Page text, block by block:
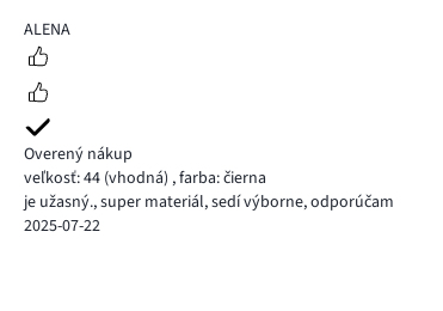
5
ALENA
Overený nákup
veľkosť: 44 (vhodná) ,farba: čierna
je užasný., super materiál, sedí výborne, odporúčam
2025-07-22